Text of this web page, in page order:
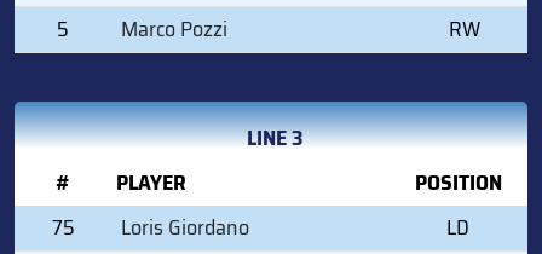
5
Marco Pozzi RW
LINE 3
#
PLAYER
POSITION
75
Loris Giordano
LD